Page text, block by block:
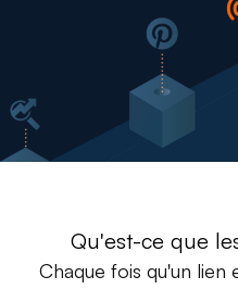
Qu'est-ce que
Chaque fois qu'un lien